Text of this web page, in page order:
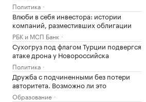
Политика
Влюби в себя инвестора: истории
компаний, разместивших облигации
РБК и МСП Банк
Сухогруз под флагом Турции подвергся
атаке дрона у Новороссийска
Политика
Дружба с подчиненными без потери
авторитета. Возможно ли это
Образование